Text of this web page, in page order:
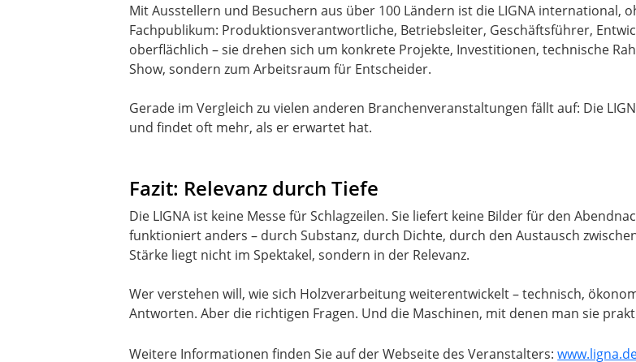
Mit Ausstellern und Besuchern aus über 100 Ländern ist die LIGNA international,
Fachpublikum: Produktionsverantwortliche, Betriebsleiter, Geschäftsführer,
oberflächlich – sie drehen sich um konkrete Projekte, Investitionen, technische
Show, sondern zum Arbeitsraum für Entscheider.
Gerade im Vergleich zu vielen anderen Branchenveranstaltungen fällt auf: Die
und findet oft mehr, als er erwartet hat.
Fazit: Relevanz durch Tiefe
Die LIGNA ist keine Messe für Schlagzeilen. Sie liefert keine Bilder für den
funktioniert anders – durch Substanz, durch Dichte, durch den Austausch
Stärke liegt nicht im Spektakel, sondern in der Relevanz.
Wer verstehen will, wie sich Holzverarbeitung weiterentwickelt – technisch,
Antworten. Aber die richtigen Fragen. Und die Maschinen, mit denen man sie
Weitere Informationen finden Sie auf der Webseite des Veranstalters: